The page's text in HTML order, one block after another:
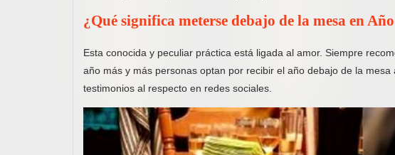
¿Qué significa meterse debajo de la mesa en
Esta conocida y peculiar práctica está ligada al amor. Siempre
año más y más personas optan por recibir el año debajo de la mesa
testimonios al respecto en redes sociales.